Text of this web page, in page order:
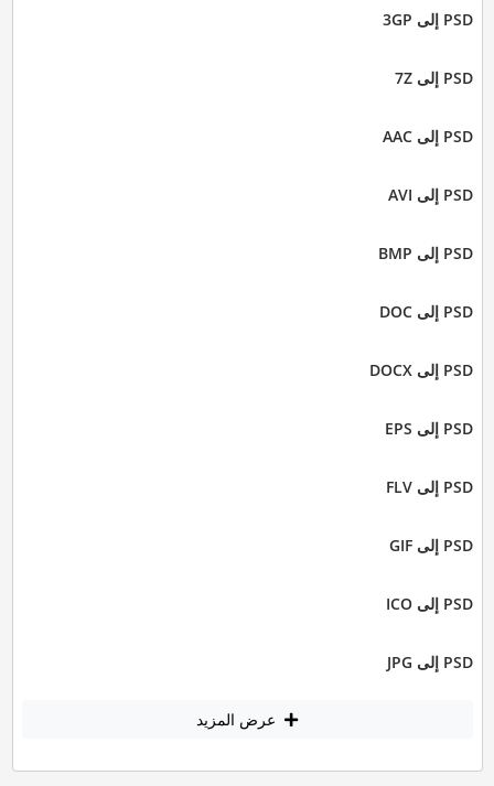
PSD إلى 3GP
PSD إلى 7Z
PSD إلى AAC
PSD إلى AVI
PSD إلى BMP
PSD إلى DOC
PSD إلى DOCX
PSD إلى EPS
PSD إلى FLV
PSD إلى GIF
PSD إلى ICO
PSD إلى JPG
عرض المزيد